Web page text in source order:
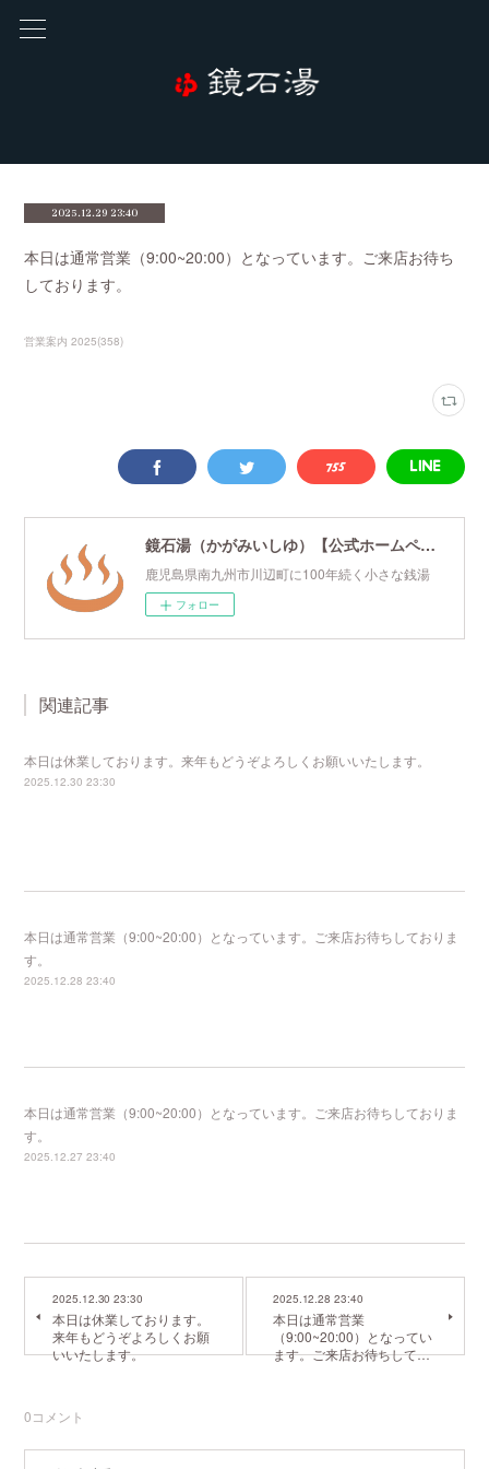
2025.12.29 23:40
本日は通常営業（9:00~20:00）となっています。ご来店お待ち
しております。
営業案内 2025(358)
鏡石湯（かがみいしゆ）【公式ホームページ】
鹿児島県南九州市川辺町に100年続く小さな銭湯
フォロー
関連記事
本日は休業しております。来年もどうぞよろしくお願いいたします。
2025.12.30 23:30
本日は通常営業（9:00~20:00）となっています。ご来店お待ちしておりま
す。
2025.12.28 23:40
本日は通常営業（9:00~20:00）となっています。ご来店お待ちしておりま
す。
2025.12.27 23:40
2025.12.30 23:30
本日は休業しております。
来年もどうぞよろしくお願
いいたします。
2025.12.28 23:40
本日は通常営業
（9:00~20:00）となってい
ます。ご来店お待ちして…
0コメント